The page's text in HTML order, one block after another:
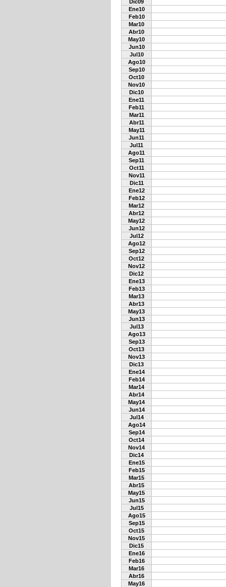
Dic09
Ene10
Feb10
Mar10
Abr10
May10
Jun10
Jul10
Ago10
Sep10
Oct10
Nov10
Dic10
Ene11
Feb11
Mar11
Abr11
May11
Jun11
Jul11
Ago11
Sep11
Oct11
Nov11
Dic11
Ene12
Feb12
Mar12
Abr12
May12
Jun12
Jul12
Ago12
Sep12
Oct12
Nov12
Dic12
Ene13
Feb13
Mar13
Abr13
May13
Jun13
Jul13
Ago13
Sep13
Oct13
Nov13
Dic13
Ene14
Feb14
Mar14
Abr14
May14
Jun14
Jul14
Ago14
Sep14
Oct14
Nov14
Dic14
Ene15
Feb15
Mar15
Abr15
May15
Jun15
Jul15
Ago15
Sep15
Oct15
Nov15
Dic15
Ene16
Feb16
Mar16
Abr16
May16